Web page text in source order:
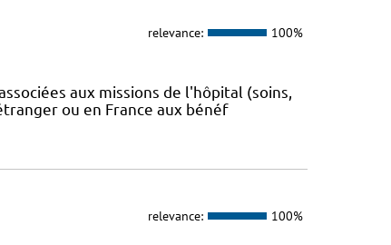
relevance: 100%
aux missions de l'hôpital (soins,
ou en France aux bénéf
relevance: 100%